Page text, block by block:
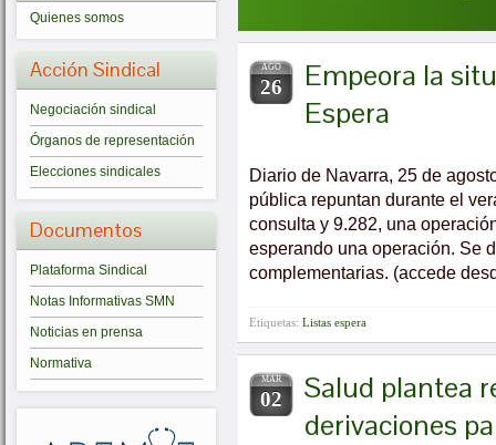
Quienes somos
Acción Sindical
Negociación sindical
Órganos de representación
Elecciones sindicales
Documentos
Plataforma Sindical
Notas Informativas SMN
Noticias en prensa
Normativa
AGO
26
Empeora la
Espera
Diario de Navarra, 25 de
pública repuntan durante el
consulta y 9.282, una
esperando una operación. Se
complementarias. (accede
Etiquetas: Listas espera
MAR
02
Salud plantea
derivaciones